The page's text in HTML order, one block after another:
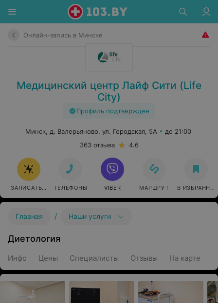
Онлайн-запись в Минске
Медицинский центр Лайф Сити (Life
City)
Профиль подтвержден
Минск, д. Валерьяново, ул. Городская, 5А
до 21:00
363 отзыва
4.6
ЗАПИСАТЬСЯ ОНЛАЙН
ТЕЛЕФОНЫ VIBER МАРШРУТ В ИЗБРАННОЕ
Главная / Наши услуги
Диетология
Инфо Цены Специалисты Отзывы На карте